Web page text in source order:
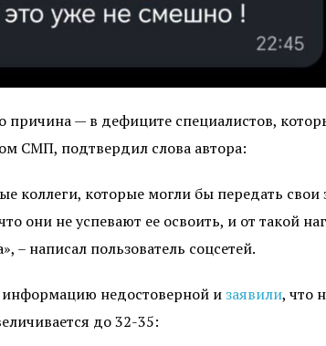
— в дефиците специалистов,
СМП, подтвердил слова автора:
коллеги, которые могли бы передать
они не успевают ее освоить, и от такой
– написал пользователь соцсетей.
информацию недостоверной изаявили, что
до 32-35: